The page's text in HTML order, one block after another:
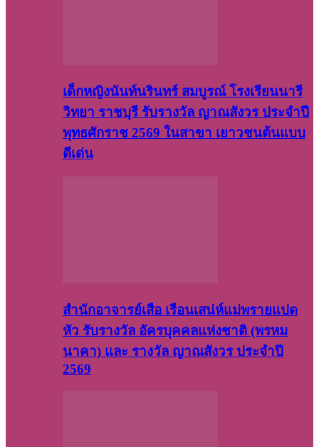
เด็กหญิงนันท์นรินทร์ สมบูรณ์ โรงเรียนนารี
วิทยา ราชบุรี รับรางวัล ญาณสังวร ประจำปี
พุทธศักราช 2569 ในสาขา เยาวชนต้นแบบ
ดีเด่น
สำนักอาจารย์เสือ เรือนเสน่ห์แม่พรายแปด
หัว รับรางวัล อัครบุคคลแห่งชาติ (พรหม
นาคา) และ รางวัล ญาณสังวร ประจำปี
2569